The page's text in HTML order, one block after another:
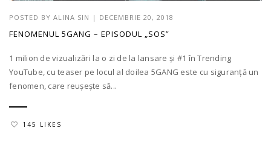
POSTED BY ALINA SIN | DECEMBRIE 20, 2018
FENOMENUL 5GANG – EPISODUL „SOS”
1 milion de vizualizări la o zi de la lansare și #1 în Trending
YouTube, cu teaser pe locul al doilea 5GANG este cu siguranță un
fenomen, care reușește să...
145 LIKES